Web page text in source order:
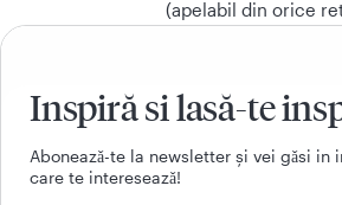
Inspiră si lasă-te
Aboneazǎ-te la newsletter și vei gǎsi in
care te intereseazǎ!
(apelabil din orice